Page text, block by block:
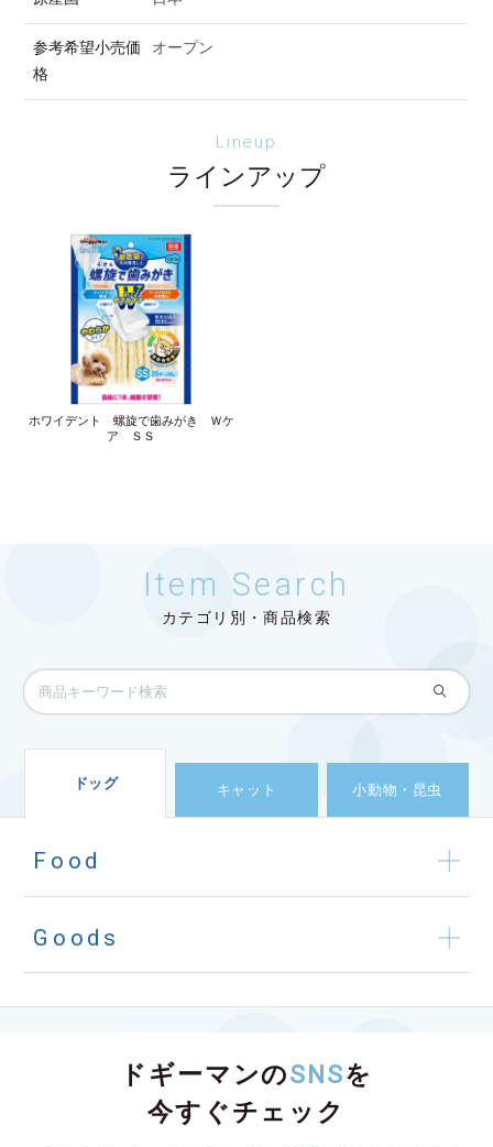
参考希望小売価
格
オープン
Lineup
ラインアップ
ホワイデント 螺旋で歯みがき Ｗケ
ア ＳＳ
Item Search
カテゴリ別・商品検索
ドッグ キャット 小動物・昆虫
Food
Goods
ドギーマンのSNSを
今すぐチェック